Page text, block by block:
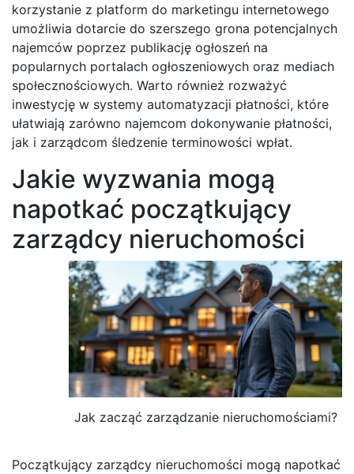
korzystanie z platform do marketingu internetowego
umożliwia dotarcie do szerszego grona potencjalnych
najemców poprzez publikację ogłoszeń na
popularnych portalach ogłoszeniowych oraz mediach
społecznościowych. Warto również rozważyć
inwestycję w systemy automatyzacji płatności, które
ułatwiają zarówno najemcom dokonywanie płatności,
jak i zarządcom śledzenie terminowości wpłat.
Jakie wyzwania mogą
napotkać początkujący
zarządcy nieruchomości
Jak zacząć zarządzanie nieruchomościami?
Początkujący zarządcy nieruchomości mogą napotkać